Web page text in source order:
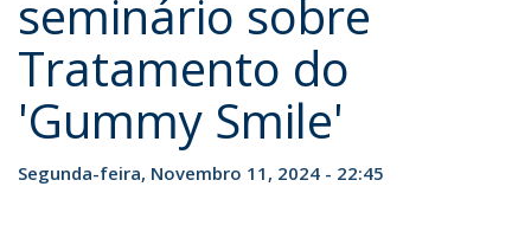
seminário sobre
Tratamento do
'Gummy Smile'
Segunda-feira, Novembro 11, 2024 - 22:45